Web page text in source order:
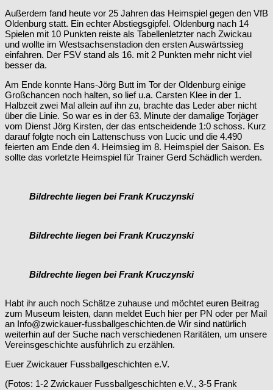
Außerdem fand heute vor 25 Jahren das Heimspiel gegen den VfB
Oldenburg statt. Ein echter Abstiegsgipfel. Oldenburg nach 14
Spielen mit 10 Punkten reiste als Tabellenletzter nach Zwickau
und wollte im Westsachsenstadion den ersten Auswärtssieg
einfahren. Der FSV stand als 16. mit 2 Punkten mehr nicht viel
besser da.
Am Ende konnte Hans-Jörg Butt im Tor der Oldenburg einige
Großchancen noch halten, so lief u.a. Carsten Klee in der 1.
Halbzeit zwei Mal allein auf ihn zu, brachte das Leder aber nicht
über die Linie. So war es in der 63. Minute der damalige Torjäger
vom Dienst Jörg Kirsten, der das entscheidende 1:0 schoss. Kurz
darauf folgte noch ein Lattenschuss von Lucic und die 4.490
feierten am Ende den 4. Heimsieg im 8. Heimspiel der Saison. Es
sollte das vorletzte Heimspiel für Trainer Gerd Schädlich werden.
Bildrechte liegen bei Frank Kruczynski
Bildrechte liegen bei Frank Kruczynski
Bildrechte liegen bei Frank Kruczynski
Habt ihr auch noch Schätze zuhause und möchtet euren Beitrag
zum Museum leisten, dann meldet Euch hier per PN oder per Mail
an Info@zwickauer-fussballgeschichten.de Wir sind natürlich
weiterhin auf der Suche nach verschiedenen Raritäten, um unsere
Vereinsgeschichte ausführlich zu erzählen.
Euer Zwickauer Fussballgeschichten e.V.
(Fotos: 1-2 Zwickauer Fussballgeschichten e.V., 3-5 Frank